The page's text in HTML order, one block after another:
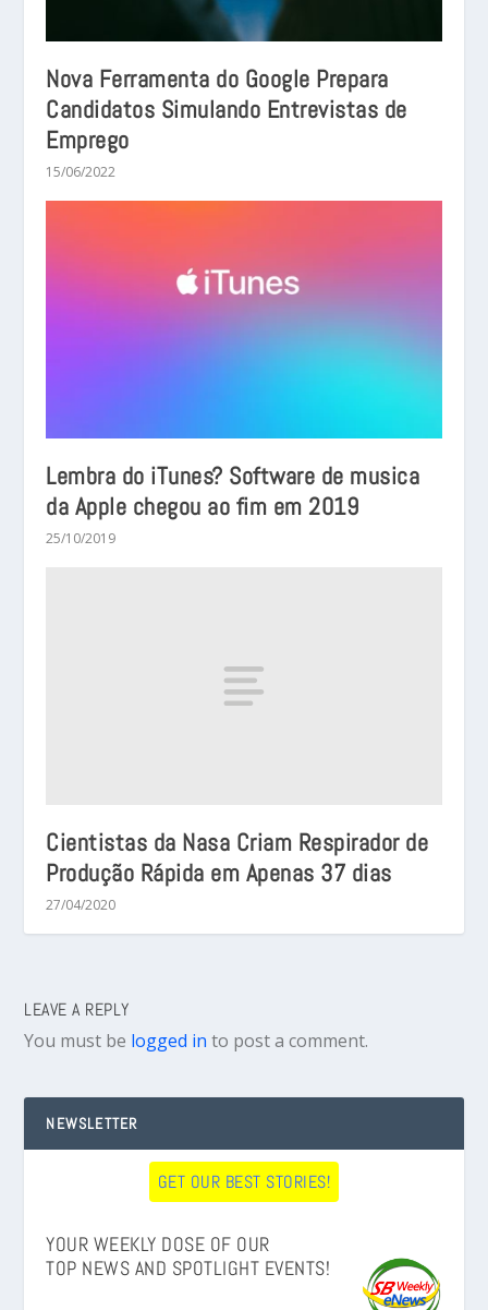
Nova Ferramenta do Google Prepara
Candidatos Simulando Entrevistas de
Emprego
15/06/2022
Lembra do iTunes? Software de musica
da Apple chegou ao fim em 2019
25/10/2019
Cientistas da Nasa Criam Respirador de
Produção Rápida em Apenas 37 dias
27/04/2020
LEAVE A REPLY
You must be logged in to post a comment.
NEWSLETTER
GET OUR BEST STORIES!
YOUR WEEKLY DOSE OF OUR
TOP NEWS AND SPOTLIGHT EVENTS!